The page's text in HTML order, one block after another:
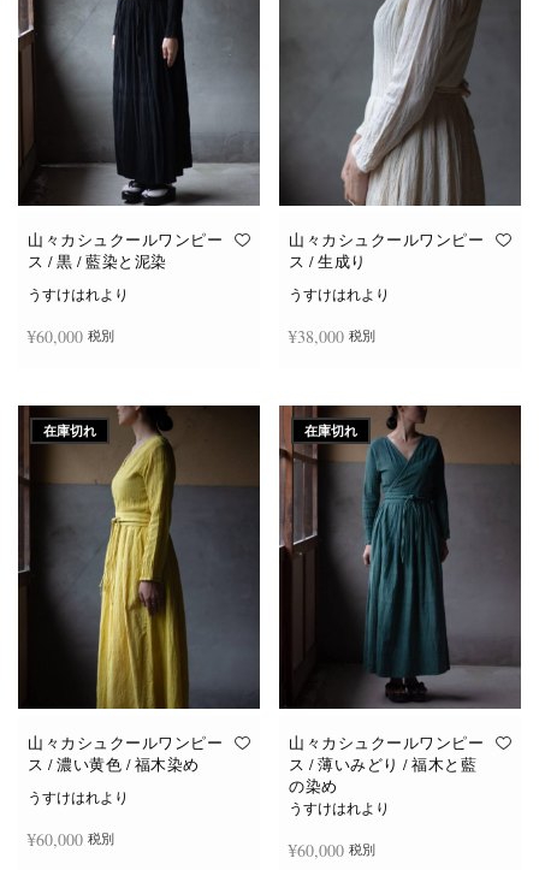
山々カシュクールワンピー
ス / 黒 / 藍染と泥染
うすけはれより
¥60,000 税別
山々カシュクールワンピー
ス / 生成り
うすけはれより
¥38,000 税別
在庫切れ
山々カシュクールワンピー
ス / 濃い黄色 / 福木染め
うすけはれより
¥60,000 税別
在庫切れ
山々カシュクールワンピー
ス / 薄いみどり / 福木と藍
の染め
うすけはれより
¥60,000 税別